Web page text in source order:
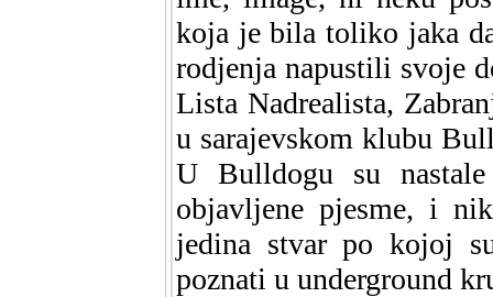
koja je bila toliko jaka
rodjenja napustili svoje
Lista Nadrealista,
u sarajevskom klubu
U Bulldogu su
objavljene pjesme, i
jedina stvar po kojoj
poznati u underground